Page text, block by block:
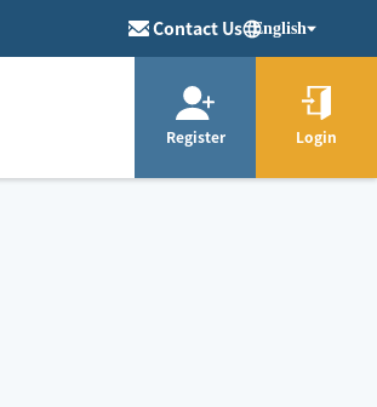
Contact Us English
Register Login